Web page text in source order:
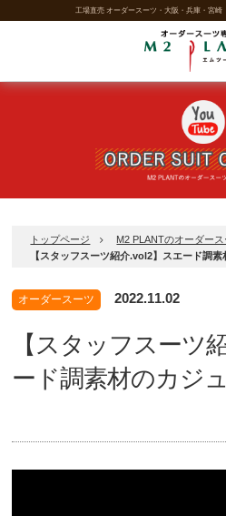
工場直売 オーダースーツ・大阪・兵庫・宮崎
トップページ
M2 PLANTのオーダー
【スタッフスーツ紹介.vol2】スエード調
オーダースーツ 2022.11.02
【スタッフスーツ
ード調素材のカジ